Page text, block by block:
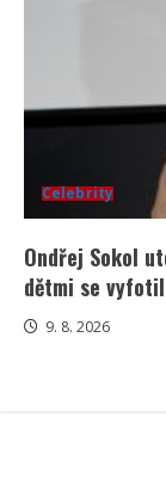
Celebrity
Ondřej Sokol
dětmi se
9. 8. 2026